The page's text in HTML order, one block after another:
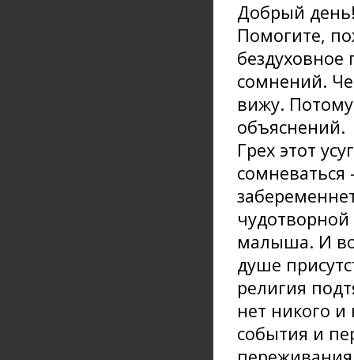
Добрый
Помогите,
сомнений.
вижу.
объяснений.
Грех этот
сомневаться
малыша. И
душе
религия
нет никого и
события и